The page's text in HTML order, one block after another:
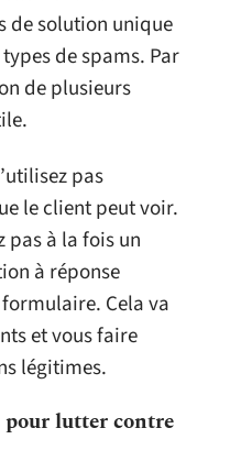
de solution unique
de spams. Par
de plusieurs
pas
le client peut voir.
pas à la fois un
à réponse
Cela va
et vous faire
légitimes.
lutter contre